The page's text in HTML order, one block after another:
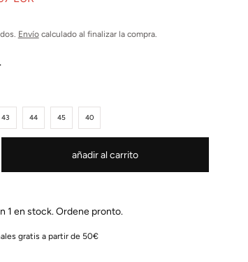
Envíocalculado al finalizar la compra.
43 44 45 40
añadir al carrito
1 en stock. Ordene pronto.
gratis a partir de 50€